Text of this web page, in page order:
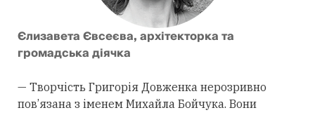
Єлизавета Євсеєва, архітекторка та
громадська діячка
— Творчість Григорія Довженка нерозривно
пов’язана з іменем Михайла Бойчука. Вони